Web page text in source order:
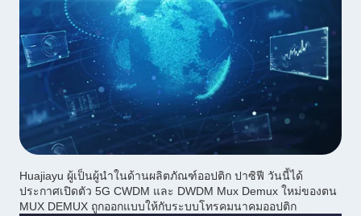
Huajiayu ผู้เป็นผู้นําในด้านผลิตภัณฑ์ออปติก ปาซิฟี วันนี้ได้
ประกาศเปิดตัว 5G CWDM และ DWDM Mux Demux ใหม่ของตน
MUX DEMUX ถูกออกแบบให้กับระบบโทรคมนาคมออปติก